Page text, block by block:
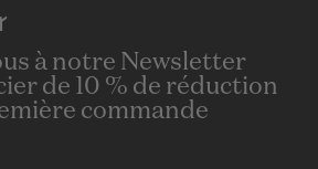
à notre Newsletter
de 10 % de réduction
commande